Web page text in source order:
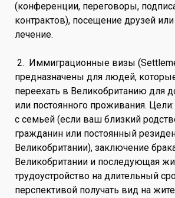
(конференции, переговоры,
контрактов), посещение друзей
лечение.
2. Иммиграционные визы
предназначены для людей,
переехать в Великобританию для
или постоянного проживания.
с семьей (если ваш близкий
гражданин или постоянный
Великобритании), заключение
Великобритании и последующая
трудоустройство на длительный
перспективой получать вид на